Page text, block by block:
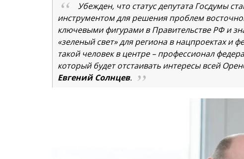
Убежден, что статус депутата Госдумы
инструментом для решения проблем
ключевыми фигурами в Правительстве РФ и
«зеленый свет» для региона в нацпроектах
такой человек в центре – профессионал
который будет отстаивать интересы всей
Евгений Солнцев.